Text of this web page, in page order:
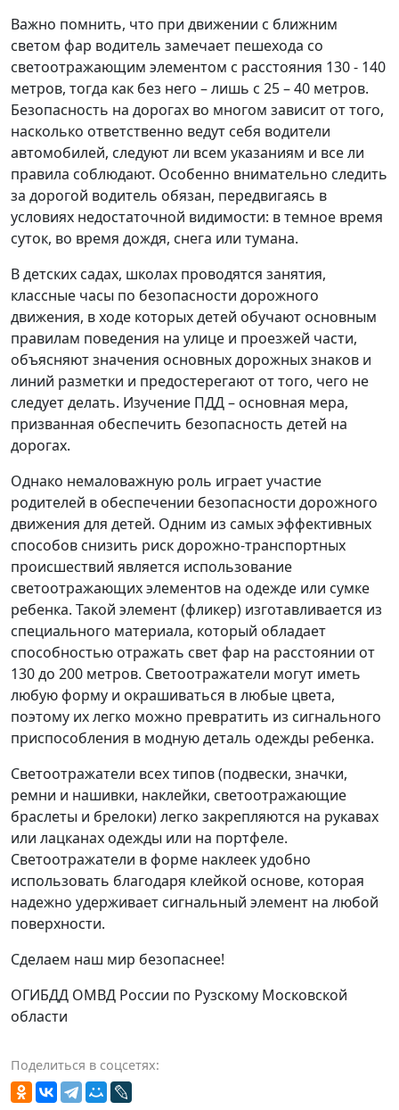
Важно помнить, что при движении с ближним
светом фар водитель замечает пешехода со
светоотражающим элементом с расстояния 130 - 140
метров, тогда как без него – лишь с 25 – 40 метров.
Безопасность на дорогах во многом зависит от того,
насколько ответственно ведут себя водители
автомобилей, следуют ли всем указаниям и все ли
правила соблюдают. Особенно внимательно следить
за дорогой водитель обязан, передвигаясь в
условиях недостаточной видимости: в темное время
суток, во время дождя, снега или тумана.
В детских садах, школах проводятся занятия,
классные часы по безопасности дорожного
движения, в ходе которых детей обучают основным
правилам поведения на улице и проезжей части,
объясняют значения основных дорожных знаков и
линий разметки и предостерегают от того, чего не
следует делать. Изучение ПДД – основная мера,
призванная обеспечить безопасность детей на
дорогах.
Однако немаловажную роль играет участие
родителей в обеспечении безопасности дорожного
движения для детей. Одним из самых эффективных
способов снизить риск дорожно-транспортных
происшествий является использование
светоотражающих элементов на одежде или сумке
ребенка. Такой элемент (фликер) изготавливается из
специального материала, который обладает
способностью отражать свет фар на расстоянии от
130 до 200 метров. Светоотражатели могут иметь
любую форму и окрашиваться в любые цвета,
поэтому их легко можно превратить из сигнального
приспособления в модную деталь одежды ребенка.
Светоотражатели всех типов (подвески, значки,
ремни и нашивки, наклейки, светоотражающие
браслеты и брелоки) легко закрепляются на рукавах
или лацканах одежды или на портфеле.
Светоотражатели в форме наклеек удобно
использовать благодаря клейкой основе, которая
надежно удерживает сигнальный элемент на любой
поверхности.
Сделаем наш мир безопаснее!
ОГИБДД ОМВД России по Рузскому Московской
области
Поделиться в соцсетях: